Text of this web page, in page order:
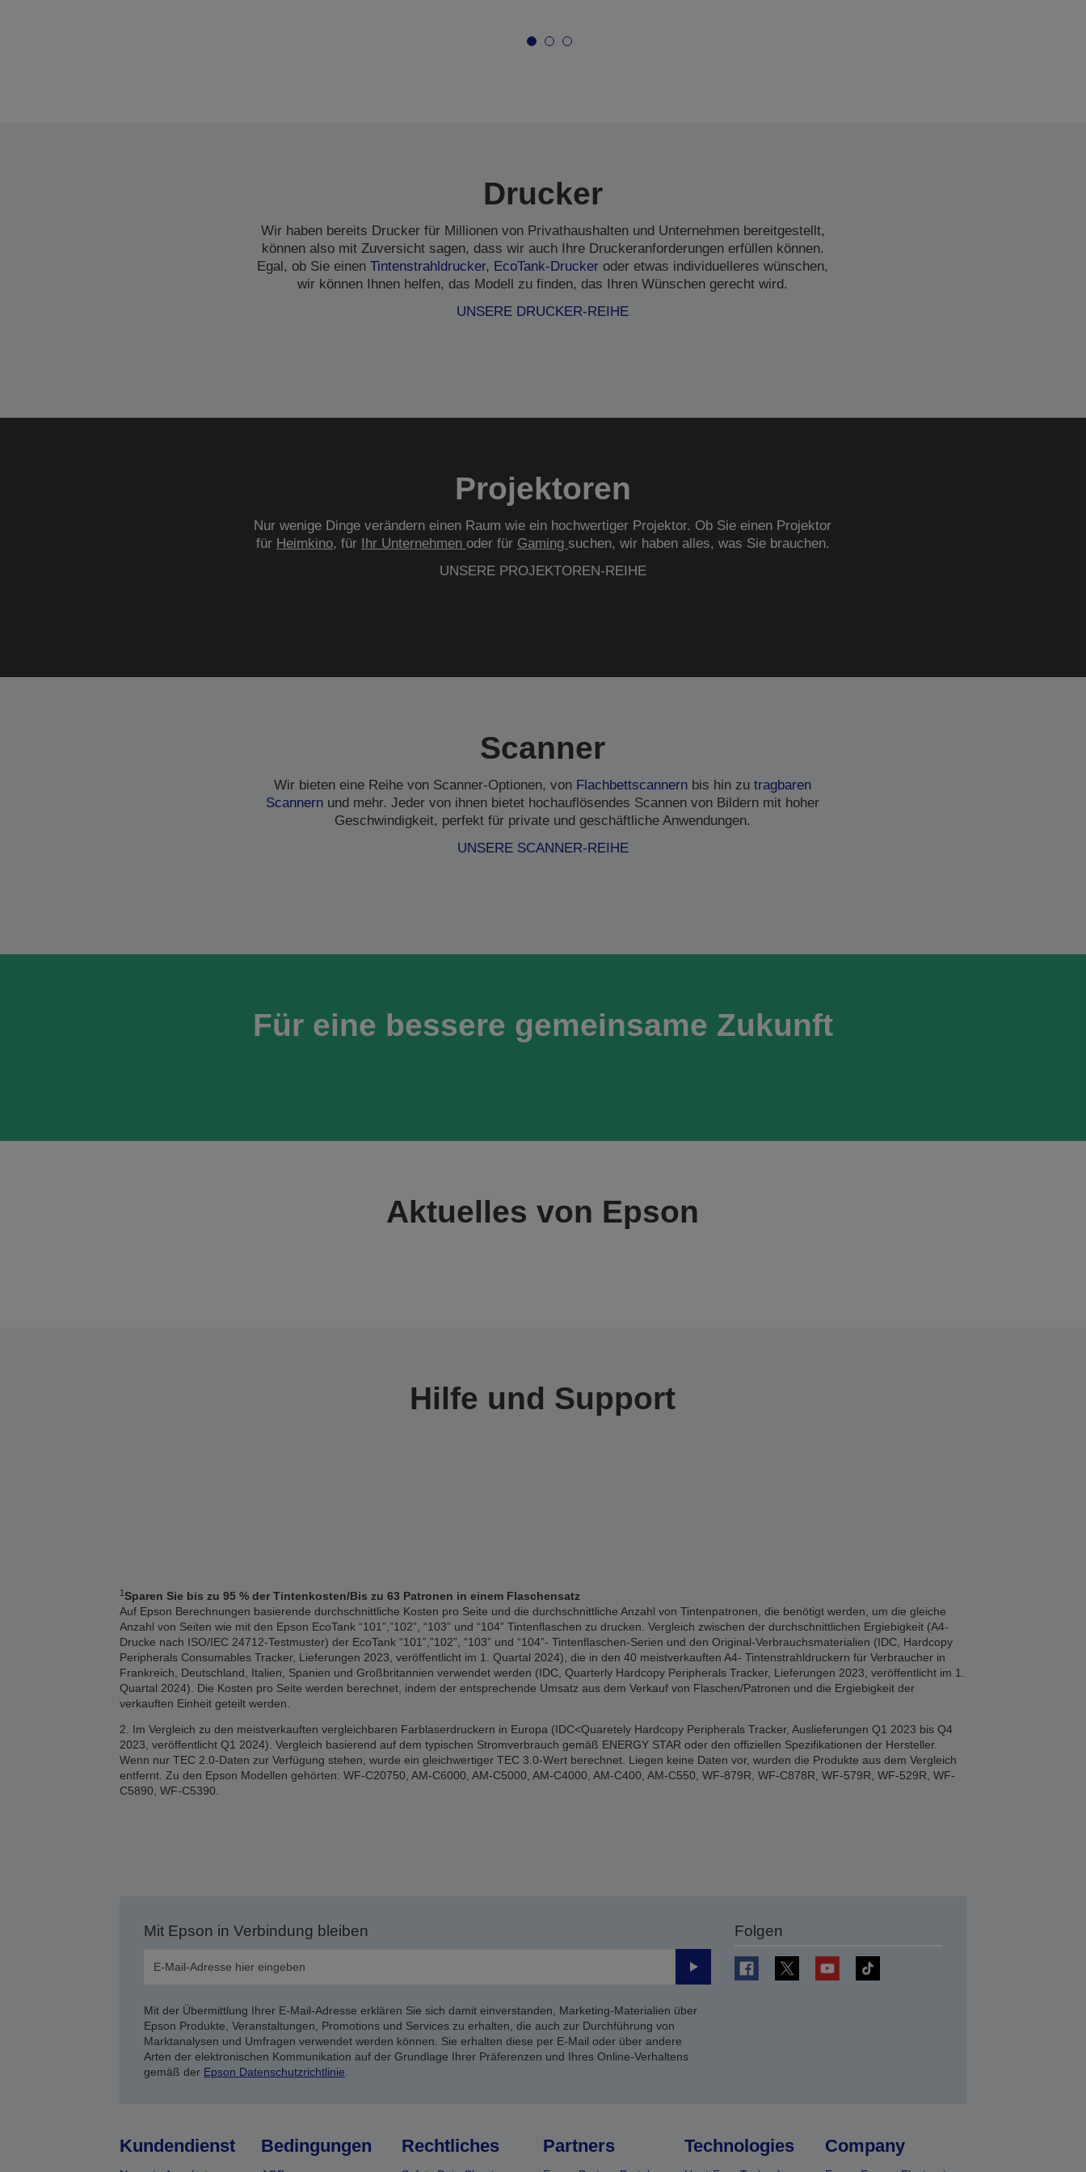
Drucker
Wir haben bereits Drucker für Millionen von Privathaushalten und Unternehmen bereitgestellt,
können also mit Zuversicht sagen, dass wir auch Ihre Druckeranforderungen erfüllen können.
Egal, ob Sie einenTintenstrahldrucker, EcoTank-Drucker oder etwas individuelleres wünschen,
wir können Ihnen helfen, das Modell zu finden, das Ihren Wünschen gerecht wird.
UNSERE DRUCKER-REIHE
Projektoren
Nur wenige Dinge verändern einen Raum wie ein hochwertiger Projektor. Ob Sie einen Projektor
für Heimkino, für Ihr Unternehmen oder für Gaming suchen, wir haben alles, was Sie brauchen.
UNSERE PROJEKTOREN-REIHE
Scanner
Wir bieten eine Reihe von Scanner-Optionen, von Flachbettscannern bis hin zutragbaren
Scannern und mehr. Jeder von ihnen bietet hochauflösendes Scannen von Bildern mit hoher
Geschwindigkeit, perfekt für private und geschäftliche Anwendungen.
UNSERE SCANNER-REIHE
Für eine bessere gemeinsame Zukunft
Aktuelles von Epson
Hilfe und Support
1Sparen Sie bis zu 95 % der Tintenkosten/Bis zu 63 Patronen in einem Flaschensatz
Auf Epson Berechnungen basierende durchschnittliche Kosten pro Seite und die durchschnittliche Anzahl von Tintenpatronen, die benötigt werden, um die gleiche
Anzahl von Seiten wie mit den Epson EcoTank “101”,”102”, “103” und “104” Tintenflaschen zu drucken. Vergleich zwischen der durchschnittlichen Ergiebigkeit (A4-
Drucke nach ISO/IEC 24712-Testmuster) der EcoTank “101”,”102”, “103” und “104”- Tintenflaschen-Serien und den Original-Verbrauchsmaterialien (IDC, Hardcopy
Peripherals Consumables Tracker, Lieferungen 2023, veröffentlicht im 1. Quartal 2024), die in den 40 meistverkauften A4- Tintenstrahldruckern für Verbraucher in
Frankreich, Deutschland, Italien, Spanien und Großbritannien verwendet werden (IDC, Quarterly Hardcopy Peripherals Tracker, Lieferungen 2023, veröffentlicht im 1.
Quartal 2024). Die Kosten pro Seite werden berechnet, indem der entsprechende Umsatz aus dem Verkauf von Flaschen/Patronen und die Ergiebigkeit der
verkauften Einheit geteilt werden.
2. Im Vergleich zu den meistverkauften vergleichbaren Farblaserdruckern in Europa (IDC<Quaretely Hardcopy Peripherals Tracker, Auslieferungen Q1 2023 bis Q4
2023, veröffentlicht Q1 2024). Vergleich basierend auf dem typischen Stromverbrauch gemäß ENERGY STAR oder den offiziellen Spezifikationen der Hersteller.
Wenn nur TEC 2.0-Daten zur Verfügung stehen, wurde ein gleichwertiger TEC 3.0-Wert berechnet. Liegen keine Daten vor, wurden die Produkte aus dem Vergleich
entfernt. Zu den Epson Modellen gehörten: WF-C20750, AM-C6000, AM-C5000, AM-C4000, AM-C400, AM-C550, WF-879R, WF-C878R, WF-579R, WF-529R, WF-
C5890, WF-C5390.
Mit Epson in Verbindung bleiben
Senden
Mit der Übermittlung Ihrer E-Mail-Adresse erklären Sie sich damit einverstanden, Marketing-Materialien über
Epson Produkte, Veranstaltungen, Promotions und Services zu erhalten, die auch zur Durchführung von
Marktanalysen und Umfragen verwendet werden können. Sie erhalten diese per E-Mail oder über andere
Arten der elektronischen Kommunikation auf der Grundlage Ihrer Präferenzen und Ihres Online-Verhaltens
gemäß der Epson Datenschutzrichtlinie
Folgen
Kundendienst Bedingungen Rechtliches Partners Technologies Company